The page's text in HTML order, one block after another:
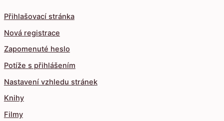
Přihlašovací stránka
Nová registrace
Zapomenuté heslo
Potíže s přihlášením
Nastavení vzhledu stránek
Knihy
Filmy